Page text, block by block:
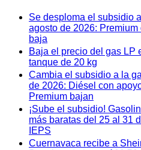
Se desploma el subsidio
agosto de 2026:
baja
Baja el precio del gas LP
tanque de 20 kg
Cambia el subsidio a la
de 2026: Diésel con
Premium bajan
¡Sube el subsidio!
más baratas del 25 al 31
IEPS
Cuernavaca recibe a